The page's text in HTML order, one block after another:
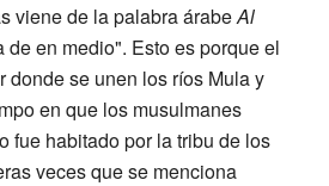
viene de la palabra árabeAl
de en medio". Esto es porque el
donde se unen los ríos Mula y
en que los musulmanes
fue habitado por la tribu de los
veces que se menciona